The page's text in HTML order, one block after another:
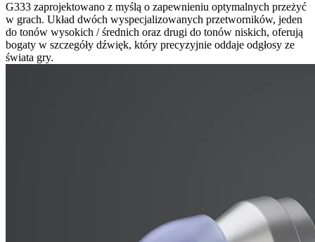
G333 zaprojektowano z myślą o zapewnieniu optymalnych przeżyć
w grach. Układ dwóch wyspecjalizowanych przetworników, jeden
do tonów wysokich / średnich oraz drugi do tonów niskich, oferują
bogaty w szczegóły dźwięk, który precyzyjnie oddaje odgłosy ze
świata gry.